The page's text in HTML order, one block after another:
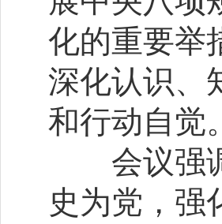
化的重要举
深化认识、
和行动自觉。
会议强调
史为党，强